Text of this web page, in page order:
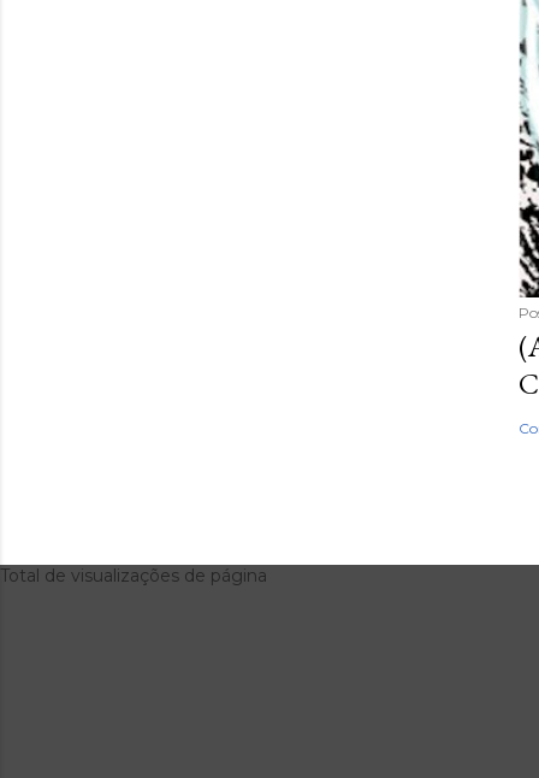
Total de visualizações de página